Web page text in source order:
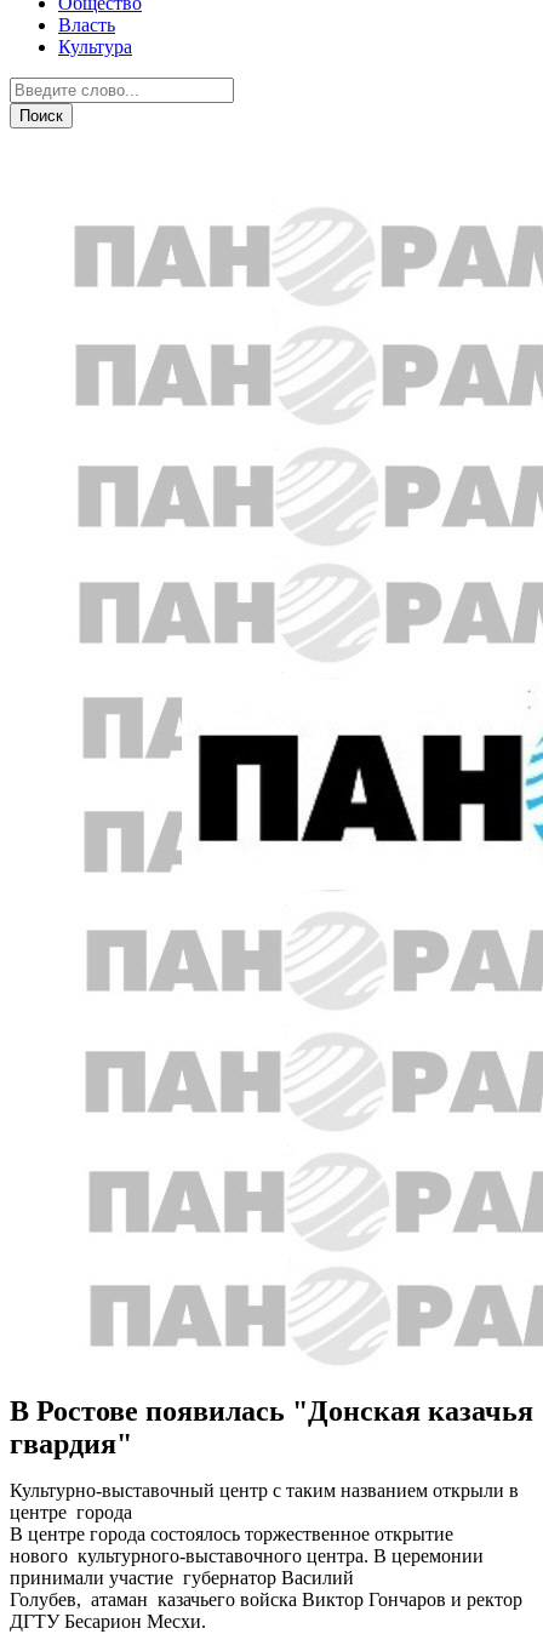
Власть
Культура
В Ростове появилась "Донская казачья
гвардия"
Культурно-выставочный центр с таким названием открыли в
центре города
В центре города состоялось торжественное открытие
нового культурного-выставочного центра. В церемонии
принимали участие губернатор Василий
Голубев, атаман казачьего войска Виктор Гончаров и ректор
ДГТУ Бесарион Месхи.